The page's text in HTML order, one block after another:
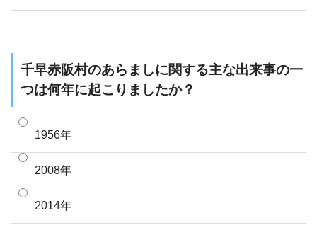
千早赤阪村のあらましに関する主な出来事の一
つは何年に起こりましたか？
1956年
2008年
2014年